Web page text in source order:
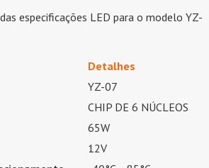
especificações LED para o modelo YZ-
Detalhes
YZ-07
CHIP DE 6 NÚCLEOS
65W
12V